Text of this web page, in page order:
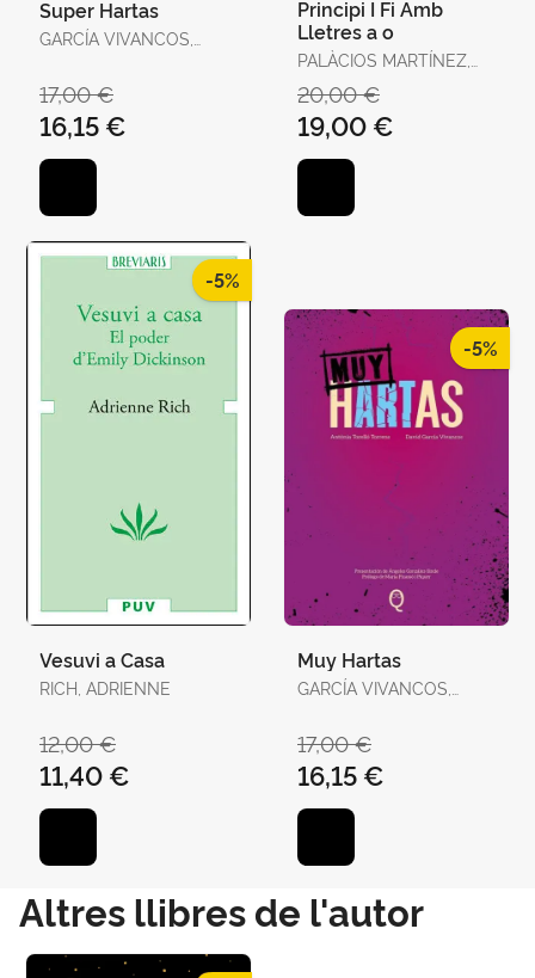
Super Hartas
GARCÍA VIVANCOS,
17,00 €
16,15 €
Principi I Fi Amb
Lletres a o
PALÀCIOS MARTÍNEZ,
20,00 €
19,00 €
-5%
Vesuvi a Casa
RICH, ADRIENNE
12,00 €
11,40 €
-5%
Muy Hartas
GARCÍA VIVANCOS,
17,00 €
16,15 €
Altres llibres de l'autor